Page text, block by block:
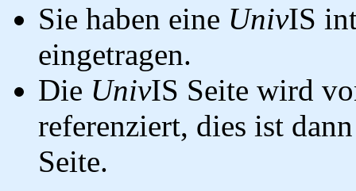
Sie haben eine UnivIS
eingetragen.
Die UnivIS Seite wird
referenziert, dies ist
Seite.